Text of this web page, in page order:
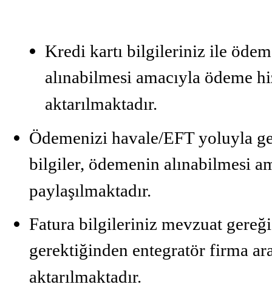
Kredi kartı bilgileriniz ile
alınabilmesi amacıyla ödeme
aktarılmaktadır.
Ödemenizi havale/EFT yoluyla
bilgiler, ödemenin alınabilmesi
paylaşılmaktadır.
Fatura bilgileriniz mevzuat
gerektiğinden entegratör firma
aktarılmaktadır.